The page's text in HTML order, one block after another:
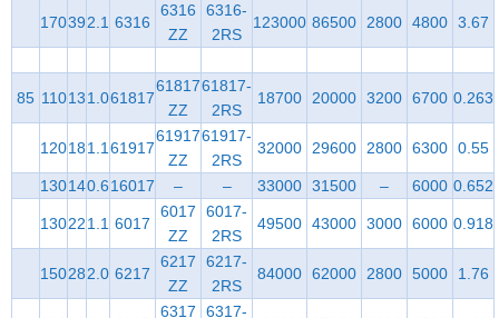
170392.1 6316
6316
ZZ
6316-
2RS
123000 86500 2800 4800 3.67
85 110131.061817
61817
ZZ
61817-
2RS
18700 20000 3200 6700 0.263
120181.161917
61917
ZZ
61917-
2RS
32000 29600 2800 6300 0.55
130140.616017 – – 33000 31500 – 6000 0.652
130221.1 6017
6017
ZZ
6017-
2RS
49500 43000 3000 6000 0.918
150282.0 6217
6217
ZZ
6217-
2RS
84000 62000 2800 5000 1.76
6317
6317-